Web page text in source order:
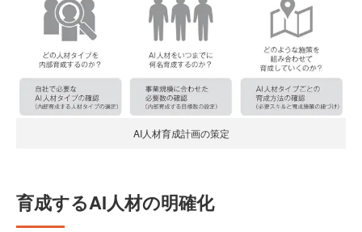
AI人材育成計画の策定
育成するAI人材の明確化